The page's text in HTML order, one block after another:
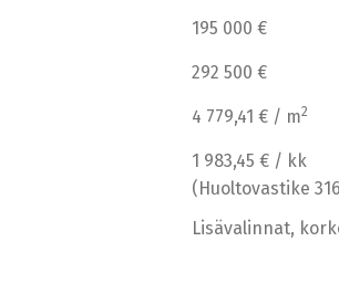
195 000 €
292 500 €
4 779,41 € / m2
1 983,45 € / kk
(Huoltovastike
Lisävalinnat,